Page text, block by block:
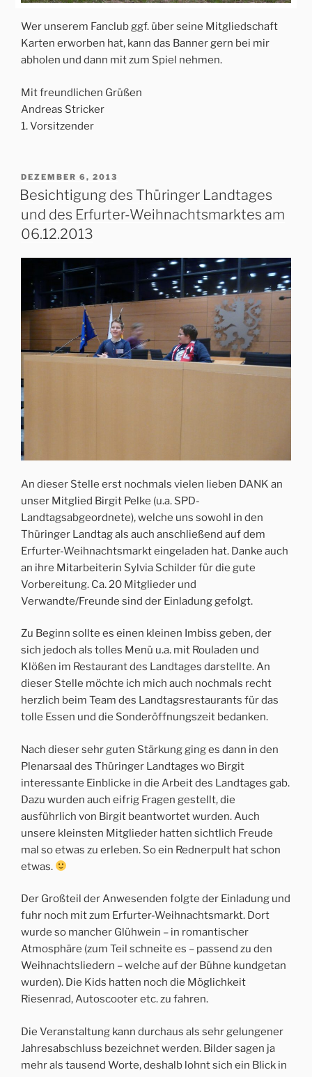
Wer unserem Fanclub ggf. über seine Mitgliedschaft
Karten erworben hat, kann das Banner gern bei mir
abholen und dann mit zum Spiel nehmen.
Mit freundlichen Grüßen
Andreas Stricker
1. Vorsitzender
VERÖFFENTLICHT
AM
DEZEMBER 6, 2013
Besichtigung des Thüringer Landtages
und des Erfurter-Weihnachtsmarktes am
06.12.2013
An dieser Stelle erst nochmals vielen lieben DANK an
unser Mitglied Birgit Pelke (u.a. SPD-
Landtagsabgeordnete), welche uns sowohl in den
Thüringer Landtag als auch anschließend auf dem
Erfurter-Weihnachtsmarkt eingeladen hat. Danke auch
an ihre Mitarbeiterin Sylvia Schilder für die gute
Vorbereitung. Ca. 20 Mitglieder und
Verwandte/Freunde sind der Einladung gefolgt.
Zu Beginn sollte es einen kleinen Imbiss geben, der
sich jedoch als tolles Menü u.a. mit Rouladen und
Klößen im Restaurant des Landtages darstellte. An
dieser Stelle möchte ich mich auch nochmals recht
herzlich beim Team des Landtagsrestaurants für das
tolle Essen und die Sonderöffnungszeit bedanken.
Nach dieser sehr guten Stärkung ging es dann in den
Plenarsaal des Thüringer Landtages wo Birgit
interessante Einblicke in die Arbeit des Landtages gab.
Dazu wurden auch eifrig Fragen gestellt, die
ausführlich von Birgit beantwortet wurden. Auch
unsere kleinsten Mitglieder hatten sichtlich Freude
mal so etwas zu erleben. So ein Rednerpult hat schon
etwas.
Der Großteil der Anwesenden folgte der Einladung und
fuhr noch mit zum Erfurter-Weihnachtsmarkt. Dort
wurde so mancher Glühwein – in romantischer
Atmosphäre (zum Teil schneite es – passend zu den
Weihnachtsliedern – welche auf der Bühne kundgetan
wurden). Die Kids hatten noch die Möglichkeit
Riesenrad, Autoscooter etc. zu fahren.
Die Veranstaltung kann durchaus als sehr gelungener
Jahresabschluss bezeichnet werden. Bilder sagen ja
mehr als tausend Worte, deshalb lohnt sich ein Blick in